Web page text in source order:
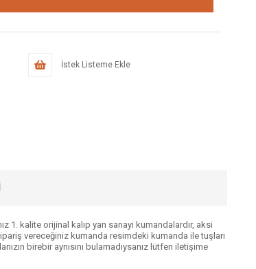
İstek Listeme Ekle
1. kalite orijinal kalıp yan sanayi kumandalardır, aksi
vereceğiniz kumanda resimdeki kumanda ile tuşları
birebir aynısını bulamadıysanız lütfen iletişime